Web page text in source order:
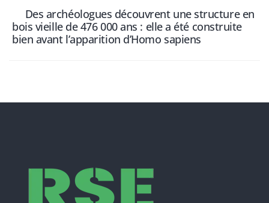
Des archéologues découvrent une structure en
bois vieille de 476 000 ans : elle a été construite
bien avant l’apparition d’Homo sapiens